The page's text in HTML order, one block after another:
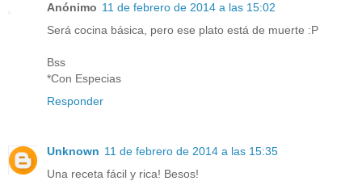
Anónimo 11 de febrero de 2014 a las 15:02
Será cocina básica, pero ese plato está de muerte :P
Bss
*Con Especias
Responder
Unknown 11 de febrero de 2014 a las 15:35
Una receta fácil y rica! Besos!